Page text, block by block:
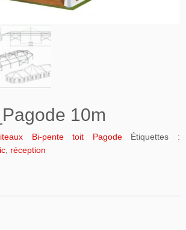
10m
Bi-pente toit Pagode
Étiquettes :
réception